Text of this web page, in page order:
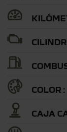
COLOR :
CAJA